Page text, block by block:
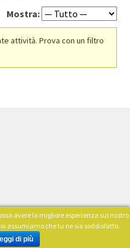
Mostra:
attività. Prova con un filtro
avere la migliore esperienza sul nostro
assumiamo che tu ne sia soddisfatto.
di più